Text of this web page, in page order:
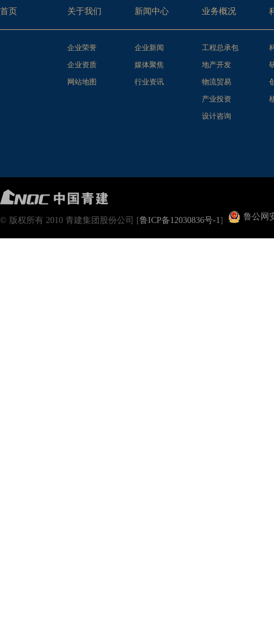
首页 关于我们 新闻中心 业务概况
企业荣誉
企业资质
网站地图
企业新闻
媒体聚焦
行业资讯
工程总承包
地产开发
物流贸易
产业投资
设计咨询
© 版权所有 2010 青建集团股份公司 [鲁ICP备12030836号-1] 鲁公网